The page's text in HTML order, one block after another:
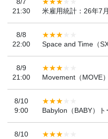
8/7
21:30
米雇用統計：26年7
8/8
22:00
Space and Time（
8/9
21:00
Movement（MOVE
8/10
9:00
Babylon（BABY）
8/10